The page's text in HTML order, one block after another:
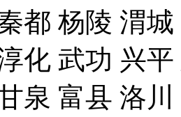
都 杨陵 渭
化 武功 兴
泉 富县 洛